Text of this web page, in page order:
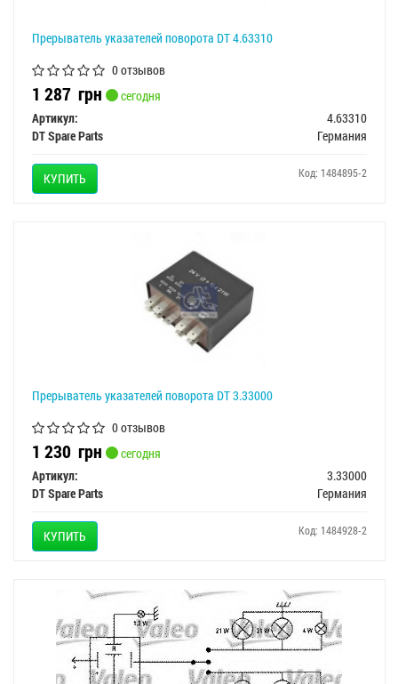
Прерыватель указателей поворота DT 4.63310
0 отзывов
1 287 грн
сегодня
Артикул:
4.63310
DT Spare Parts
Германия
КУПИТЬ Код: 1484895-2
Прерыватель указателей поворота DT 3.33000
0 отзывов
1 230 грн
сегодня
Артикул:
3.33000
DT Spare Parts
Германия
КУПИТЬ Код: 1484928-2